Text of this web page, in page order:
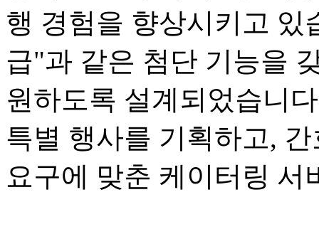
행 경험을 향상시키고 있
급"과 같은 첨단 기능을
원하도록 설계되었습니
특별 행사를 기획하고,
요구에 맞춘 케이터링 서